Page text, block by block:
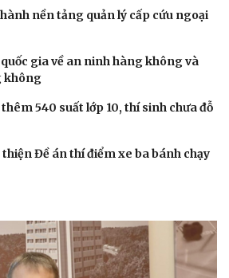
nền tảng quản lý cấp cứu ngoại
gia về an ninh hàng không và
không
540 suất lớp 10, thí sinh chưa đỗ
Đề án thí điểm xe ba bánh chạy